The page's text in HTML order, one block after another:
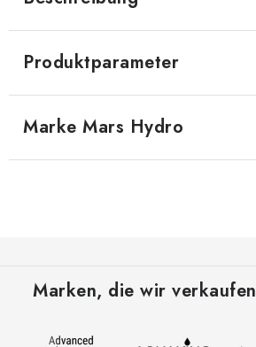
Produktparameter
Marke Mars Hydro
Marken, die wir verkaufen